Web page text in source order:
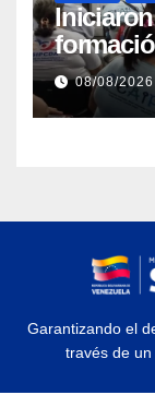
08/08/2026
Garantizando el
través de